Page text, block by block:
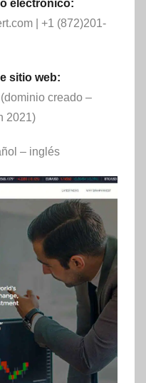
electrónico:
| +1 (872)201-
sitio web:
creado –
2021)
– inglés